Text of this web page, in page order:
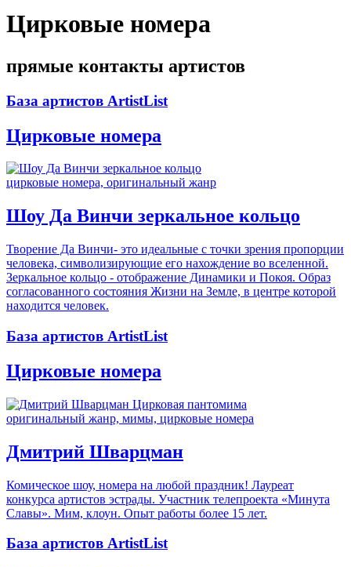
Цирковые номера
прямые контакты артистов
База артистов ArtistList
Цирковые номера
цирковые номера, оригинальный жанр
Шоу Да Винчи зеркальное кольцо
Творение Да Винчи- это идеальные с точки зрения пропорции
человека, символизирующие его нахождение во вселенной.
Зеркальное кольцо - отображение Динамики и Покоя. Образ
согласованного состояния Жизни на Земле, в центре которой
находится человек.
База артистов ArtistList
Цирковые номера
оригинальный жанр, мимы, цирковые номера
Дмитрий Шварцман
Комическое шоу, номера на любой праздник! Лауреат
конкурса артистов эстрады. Участник телепроекта «Минута
Славы». Мим, клоун. Опыт работы более 15 лет.
База артистов ArtistList